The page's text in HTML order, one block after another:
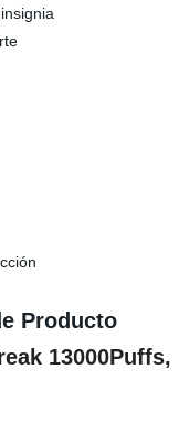
Producto
13000Puffs,